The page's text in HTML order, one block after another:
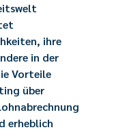
ihre
in der
Vorteile
über
erheblich